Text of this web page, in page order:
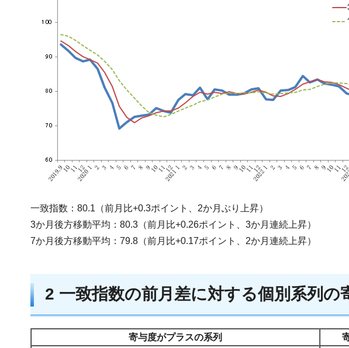
一致指数：80.1（前月比+0.3ポイント、2か月ぶり上昇）
3か月後方移動平均：80.3（前月比+0.26ポイント、3か月連続上昇）
7か月後方移動平均：79.8（前月比+0.17ポイント、2か月連続上昇）
2 一致指数の前月差に対する個別系列の
寄与度がプラスの系列